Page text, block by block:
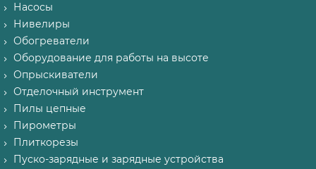
Насосы
Нивелиры
Обогреватели
Оборудование для работы на высоте
Опрыскиватели
Отделочный инструмент
Пилы цепные
Пирометры
Плиткорезы
Пуско-зарядные и зарядные устройства